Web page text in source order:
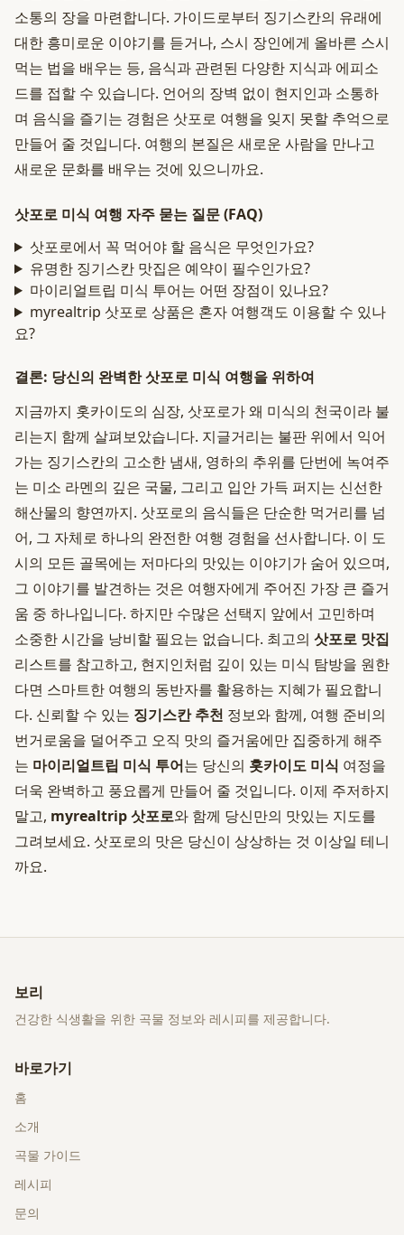
소통의 장을 마련합니다. 가이드로부터 징기스칸의 유래에
대한 흥미로운 이야기를 듣거나, 스시 장인에게 올바른 스시
먹는 법을 배우는 등, 음식과 관련된 다양한 지식과 에피소
드를 접할 수 있습니다. 언어의 장벽 없이 현지인과 소통하
며 음식을 즐기는 경험은 삿포로 여행을 잊지 못할 추억으로
만들어 줄 것입니다. 여행의 본질은 새로운 사람을 만나고
새로운 문화를 배우는 것에 있으니까요.
삿포로 미식 여행 자주 묻는 질문 (FAQ)
삿포로에서 꼭 먹어야 할 음식은 무엇인가요?
유명한 징기스칸 맛집은 예약이 필수인가요?
마이리얼트립 미식 투어는 어떤 장점이 있나요?
myrealtrip 삿포로 상품은 혼자 여행객도 이용할 수 있나
요?
결론: 당신의 완벽한 삿포로 미식 여행을 위하여
지금까지 홋카이도의 심장, 삿포로가 왜 미식의 천국이라 불
리는지 함께 살펴보았습니다. 지글거리는 불판 위에서 익어
가는 징기스칸의 고소한 냄새, 영하의 추위를 단번에 녹여주
는 미소 라멘의 깊은 국물, 그리고 입안 가득 퍼지는 신선한
해산물의 향연까지. 삿포로의 음식들은 단순한 먹거리를 넘
어, 그 자체로 하나의 완전한 여행 경험을 선사합니다. 이 도
시의 모든 골목에는 저마다의 맛있는 이야기가 숨어 있으며,
그 이야기를 발견하는 것은 여행자에게 주어진 가장 큰 즐거
움 중 하나입니다. 하지만 수많은 선택지 앞에서 고민하며
소중한 시간을 낭비할 필요는 없습니다. 최고의 삿포로 맛집
리스트를 참고하고, 현지인처럼 깊이 있는 미식 탐방을 원한
다면 스마트한 여행의 동반자를 활용하는 지혜가 필요합니
다. 신뢰할 수 있는 징기스칸 추천 정보와 함께, 여행 준비의
번거로움을 덜어주고 오직 맛의 즐거움에만 집중하게 해주
는 마이리얼트립 미식 투어는 당신의 홋카이도 미식 여정을
더욱 완벽하고 풍요롭게 만들어 줄 것입니다. 이제 주저하지
말고, myrealtrip 삿포로와 함께 당신만의 맛있는 지도를
그려보세요. 삿포로의 맛은 당신이 상상하는 것 이상일 테니
까요.
보리
건강한 식생활을 위한 곡물 정보와 레시피를 제공합니다.
바로가기
홈
소개
곡물 가이드
레시피
문의